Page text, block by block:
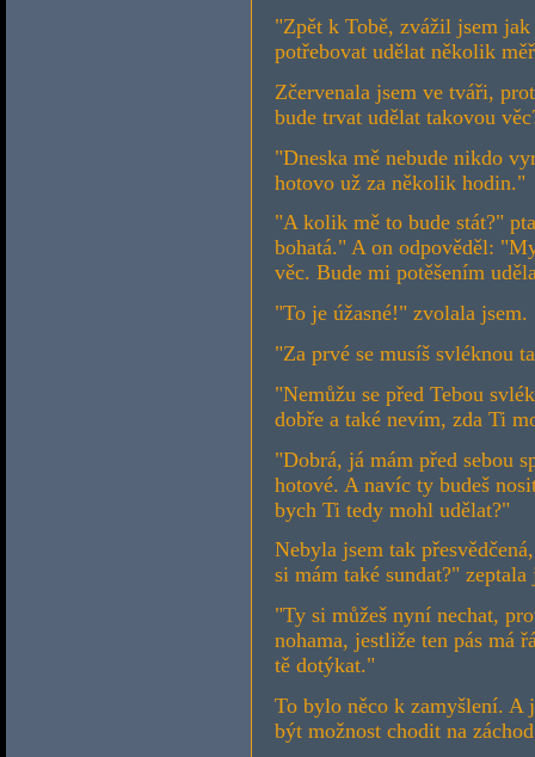
"Zpět k Tobě, zvážil jsem
potřebovat udělat několik
Zčervenala jsem ve tváři,
bude trvat udělat takovou
"Dneska mě nebude nikdo
hotovo už za několik hodin."
"A kolik mě to bude stát?"
bohatá." A on odpověděl:
věc. Bude mi potěšením
"To je úžasné!" zvolala
"Za prvé se musíš svléknou
"Nemůžu se před Tebou
dobře a také nevím, zda Ti
"Dobrá, já mám před sebou
hotové. A navíc ty budeš
bych Ti tedy mohl udělat?"
Nebyla jsem tak
si mám také sundat?" zeptala
"Ty si můžeš nyní nechat,
nohama, jestliže ten pás má
tě dotýkat."
To bylo něco k zamyšlení. A
být možnost chodit na